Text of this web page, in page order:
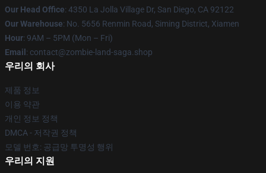
Our Head Office: 4350 La Jolla Village Dr, San Diego, CA 92122
Our Warehouse: No. 5656 Renmin Road, Siming District, Xiamen
Hour: 9AM – 5PM (Mon – Fri)
Email : contact@zombie-land-saga.shop
우리의 회사
제품 정보
이용 약관
개인 정보 정책
DMCA - 저작권 정책
모델 번호: 공급망 투명성 행위
우리의 지원